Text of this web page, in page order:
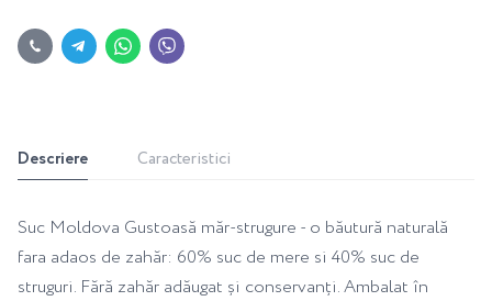
Descriere Caracteristici
Suc Moldova Gustoasă măr-strugure - o băutură naturală
fara adaos de zahăr: 60% suc de mere si 40% suc de
struguri. Fără zahăr adăugat și conservanți. Ambalat în